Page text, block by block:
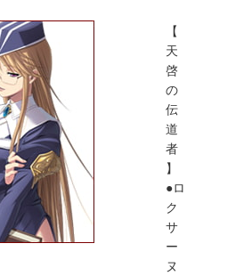
【
天
啓
の
伝
道
者
】
●ロ
ク
サ
ー
ヌ